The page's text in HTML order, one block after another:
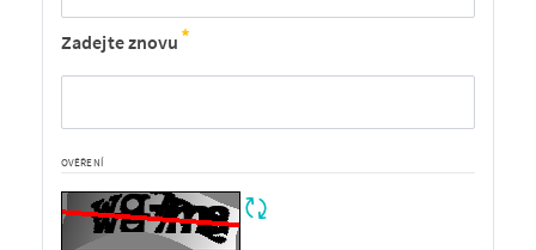
Zadejte znovu
OVĚŘENÍ